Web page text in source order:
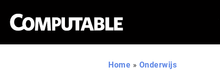
Home » Onderwijs